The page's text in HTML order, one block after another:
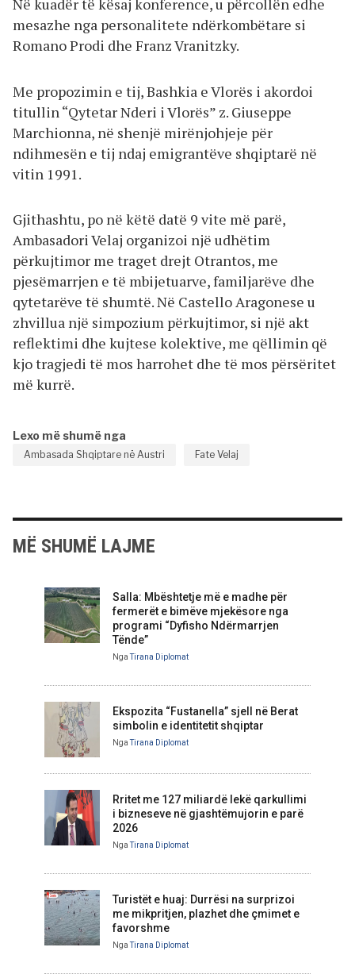
Në kuadër të kësaj konference, u përcollën edhe
mesazhe nga personalitete ndërkombëtare si
Romano Prodi dhe Franz Vranitzky.
Me propozimin e tij, Bashkia e Vlorës i akordoi
titullin “Qytetar Nderi i Vlorës” z. Giuseppe
Marchionna, në shenjë mirënjohjeje për
ndihmesën e tij ndaj emigrantëve shqiptarë në
vitin 1991.
Gjithashtu, po në këtë datë 9 vite më parë,
Ambasadori Velaj organizoi një udhëtim
përkujtimor me traget drejt Otrantos, me
pjesëmarrjen e të mbijetuarve, familjarëve dhe
qytetarëve të shumtë. Në Castello Aragonese u
zhvillua një simpozium përkujtimor, si një akt
reflektimi dhe kujtese kolektive, me qëllimin që
kjo tragjedi të mos harrohet dhe të mos përsëritet
më kurrë.
Lexo më shumë nga
Ambasada Shqiptare në Austri Fate Velaj
MË SHUMË LAJME
Salla: Mbështetje më e madhe për
fermerët e bimëve mjekësore nga
programi “Dyfisho Ndërmarrjen
Tënde”
NgaTirana Diplomat
Ekspozita “Fustanella” sjell në Berat
simbolin e identitetit shqiptar
NgaTirana Diplomat
Rritet me 127 miliardë lekë qarkullimi
i bizneseve në gjashtëmujorin e parë
2026
NgaTirana Diplomat
Turistët e huaj: Durrësi na surprizoi
me mikpritjen, plazhet dhe çmimet e
favorshme
NgaTirana Diplomat